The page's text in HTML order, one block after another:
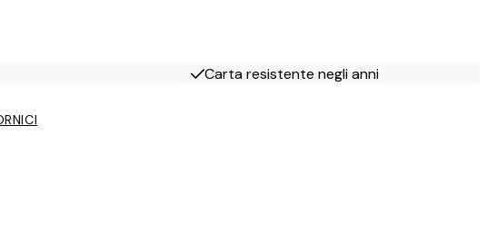
Carta resistente negli anni